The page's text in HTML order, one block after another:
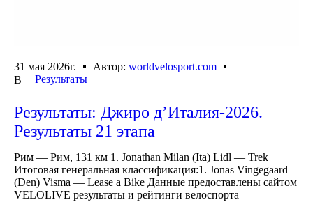
31 мая 2026г. Автор: worldvelosport.com
В
Результаты
Результаты: Джиро д’Италия-2026.
Результаты 21 этапа
Рим — Рим, 131 км 1. Jonathan Milan (Ita) Lidl — Trek
Итоговая генеральная классификация:1. Jonas Vingegaard
(Den) Visma — Lease a Bike Данные предоставлены сайтом
VELOLIVE результаты и рейтинги велоспорта